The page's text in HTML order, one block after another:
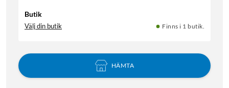
Butik
Välj din butik Finns i 1 butik.
HÄMTA